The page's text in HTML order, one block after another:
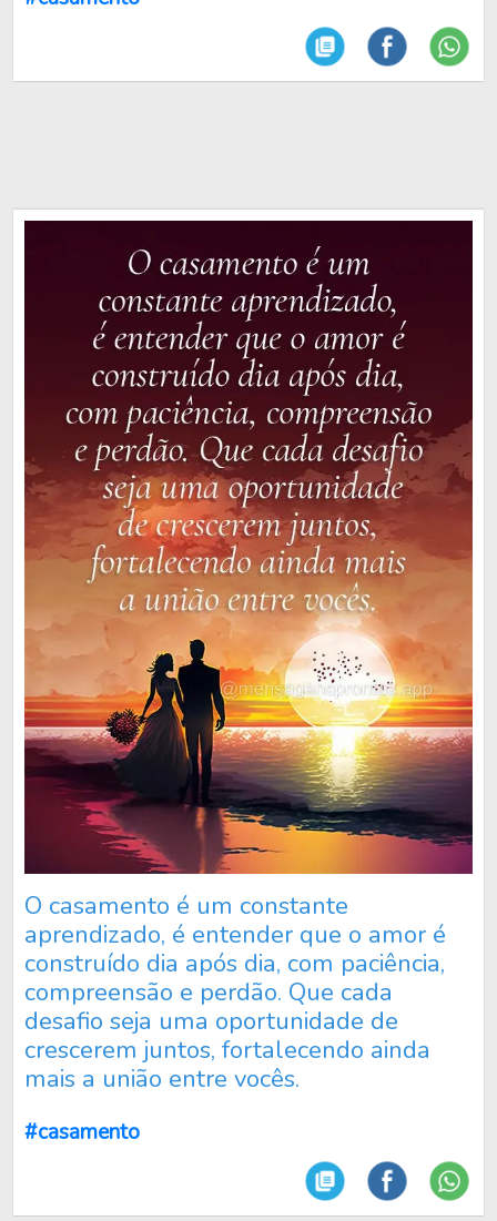
O casamento é um constante
aprendizado, é entender que o amor é
construído dia após dia, com paciência,
compreensão e perdão. Que cada
desafio seja uma oportunidade de
crescerem juntos, fortalecendo ainda
mais a união entre vocês.
#casamento